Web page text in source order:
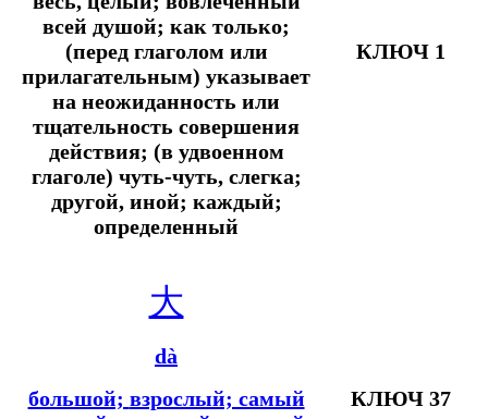
всей душой; как только;
(перед глаголом или
прилагательным) указывает
на неожиданность или
тщательность совершения
действия; (в удвоенном
глаголе) чуть-чуть, слегка;
другой, иной; каждый;
определенный
КЛЮЧ 1
大
dà
большой; взрослый; самый
КЛЮЧ 37